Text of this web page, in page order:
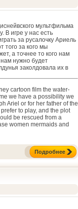
мультфильма
В игре у нас есть
за русалочку Ариель
того за кого мы
а точнее то кого нам
нужно будет
заколдовала их в
cartoon film the water-
we have a possibility we
Ariel or for her father of the
to play, and the plot
be rescued from a
women mermaids and
Подробнее